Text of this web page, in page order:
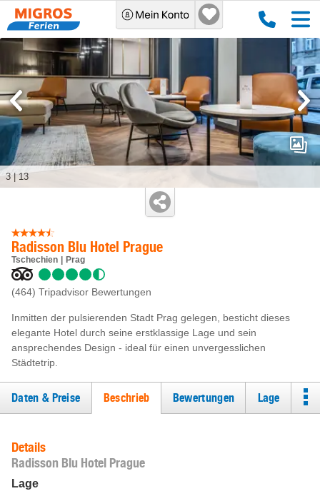
Radisson Blu Hotel Prague
Tschechien Prag
(464) Tripadvisor Bewertungen
Inmitten der pulsierenden Stadt Prag gelegen, besticht dieses
elegante Hotel durch seine erstklassige Lage und sein
ansprechendes Design - ideal für einen unvergesslichen
Städtetrip.
3 |13
Daten & Preise Beschrieb Bewertungen Lage
Details
Radisson Blu Hotel Prague
Lage